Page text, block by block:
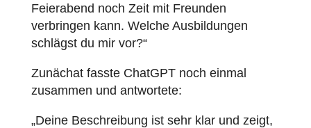
Feierabend noch Zeit mit Freunden
verbringen kann. Welche Ausbildungen
schlägst du mir vor?“
Zunächat fasste ChatGPT noch einmal
zusammen und antwortete:
„Deine Beschreibung ist sehr klar und zeigt,